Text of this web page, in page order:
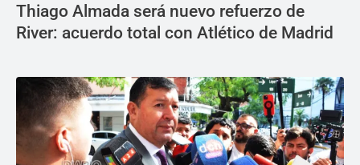
Thiago Almada será nuevo refuerzo de
River: acuerdo total con Atlético de Madrid